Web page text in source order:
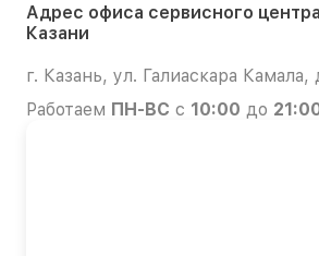
Адрес офиса сервисного
Казани
г. Казань, ул. Галиаскара Камала,
Работаем ПН-ВС с 10:00 до